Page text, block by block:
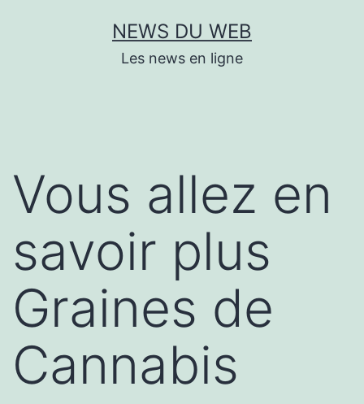
NEWS DU WEB
Les news en ligne
Vous allez en
savoir plus
Graines de
Cannabis